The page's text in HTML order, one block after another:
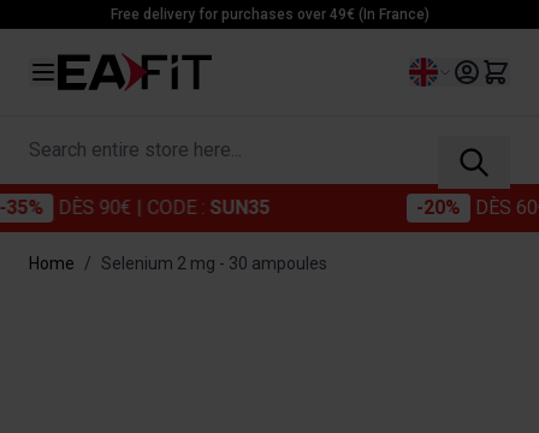
Skip to ContentFree delivery for purchases over 49€ (In France)
Language
Search entire store here...
DÈS 90€| CODE :SUN35 -20% DÈS 60€|
Home / Selenium 2 mg - 30 ampoules